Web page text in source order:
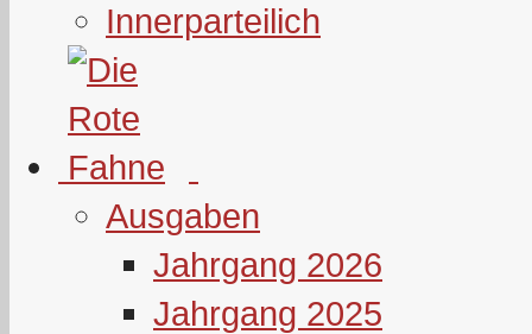
Innerparteilich
Ausgaben
Jahrgang 2026
Jahrgang 2025